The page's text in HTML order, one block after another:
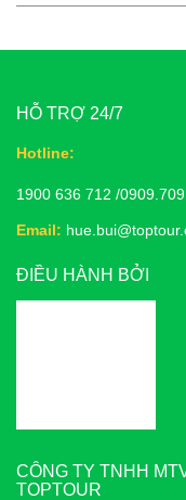
HỖ TRỢ 24/7
Hotline:
1900 636 712 /
Email:
ĐIỀU HÀNH BỞI
CÔNG TY TNHH
TOPTOUR